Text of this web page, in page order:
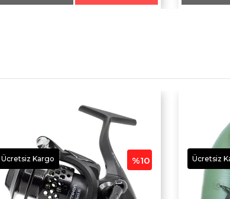
Ürün
Ürün
%10
Ücretsiz Kargo Ücretsiz